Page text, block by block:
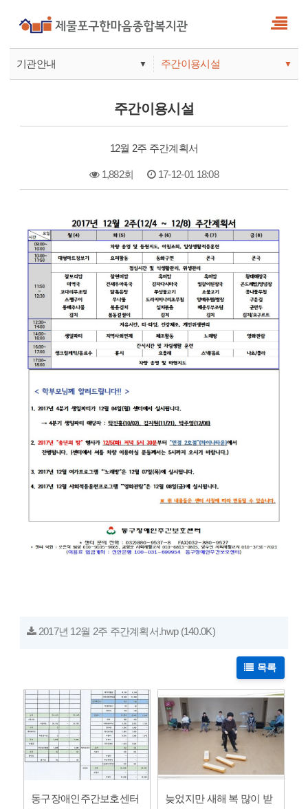
기관안내 ▼
기관안내
주간이용시설 ▼
주간보호
주간이용시설
12월 2주 주간계획서
1,882회 17-12-01 18:08
2017년 12월 2주 주간계획서.hwp(140.0K)
목록
동구장애인주간보호센터
늦었지만 새해 복 많이 받